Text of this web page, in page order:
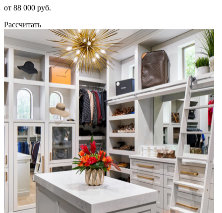
от 88 000 руб.
Рассчитать